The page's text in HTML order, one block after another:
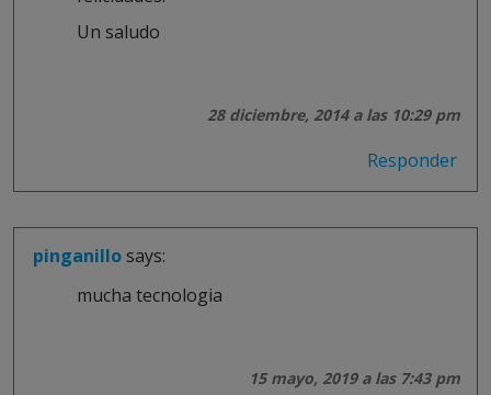
28 diciembre, 2014 a las 10:29 pm
Un saludo
Responder
pinganillosays:
15 mayo, 2019 a las 7:43 pm
mucha tecnologia